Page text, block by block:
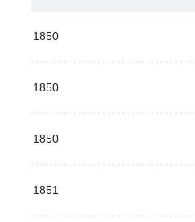
1850
1850
1850
1851